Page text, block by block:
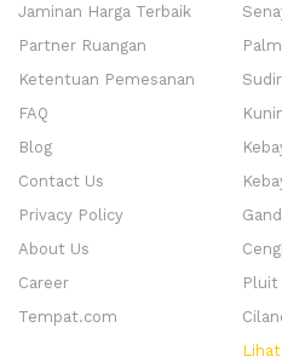
Jaminan Harga Terbaik
Partner Ruangan
Ketentuan Pemesanan
FAQ
Blog
Contact Us
Privacy Policy
About Us
Career
Tempat.com
Pluit